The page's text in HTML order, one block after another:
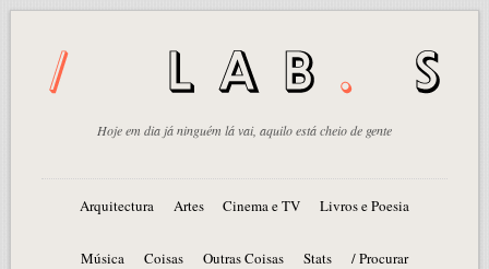
Hoje em dia já ninguém lá vai, aquilo está cheio de gente
Arquitectura Artes Cinema e TV Livros e Poesia
Música Coisas Outras Coisas Stats / Procurar